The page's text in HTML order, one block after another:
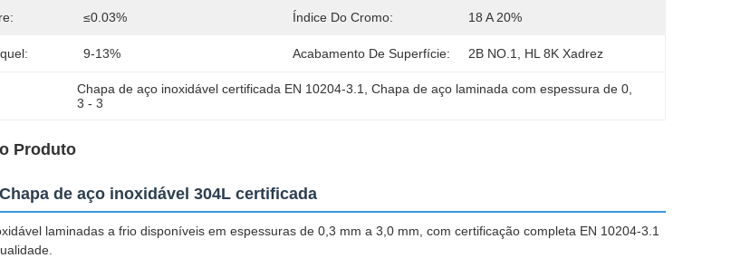
≤0.03% Índice Do Cromo: 18 A 20%
9-13% Acabamento De Superfície: 2B NO.1, HL 8K Xadrez
Chapa de aço inoxidável certificada EN 10204-3.1 , Chapa de aço laminada com espessura de 0
3 - 3
Produto
de aço inoxidável 304L certificada
laminadas a frio disponíveis em espessuras de 0,3 mm a 3,0 mm, com certificação completa EN 10204-3.1